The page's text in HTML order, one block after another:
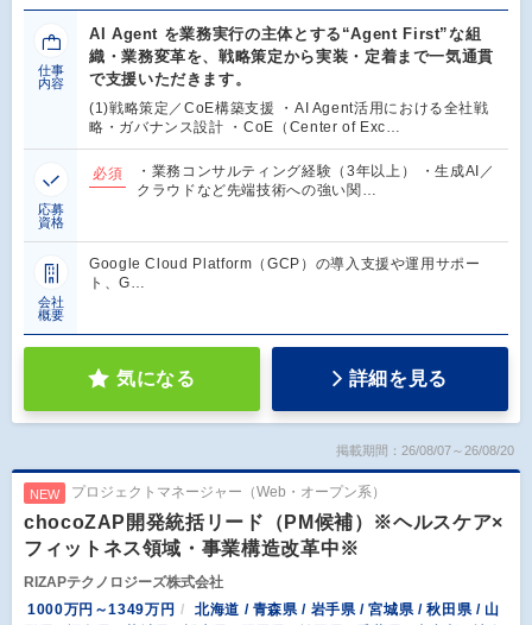
仕事
内容
AI Agent を業務実行の主体とする“Agent First”な組
織・業務変革を、戦略策定から実装・定着まで一気通貫
で支援いただきます。
(1)戦略策定／CoE構築支援 ・AI Agent活用における全社戦
略・ガバナンス設計 ・CoE（Center of Exc…
応募
資格
必須
・業務コンサルティング経験（3年以上） ・生成AI／
クラウドなど先端技術への強い関…
会社
概要
Google Cloud Platform（GCP）の導入支援や運用サポー
ト、G…
気になる 詳細を見る
掲載期間：26/08/07～26/08/20
NEW プロジェクトマネージャー（Web・オープン系）
chocoZAP開発統括リード（PM候補）※ヘルスケア×
フィットネス領域・事業構造改革中※
RIZAPテクノロジーズ株式会社
1000万円～1349万円
北海道 / 青森県 / 岩手県 / 宮城県 / 秋田県 / 山